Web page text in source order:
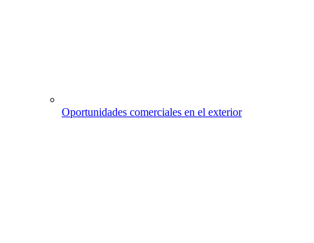
Oportunidades comerciales en el exterior